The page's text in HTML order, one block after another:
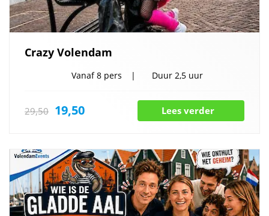
Crazy Volendam
Vanaf8 pers Duur 2,5 uur
29,50 19,50 Lees verder